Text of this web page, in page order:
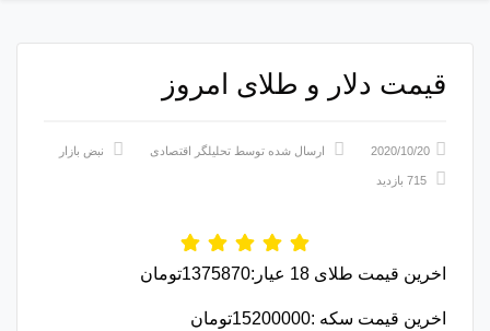
قیمت دلار و طلای امروز
2020/10/20 ارسال شده توسط تحلیلگر اقتصادی نبض بازار
اخرین قیمت طلای 18 عیار:1375870تومان
اخرین قیمت سکه :15200000تومان